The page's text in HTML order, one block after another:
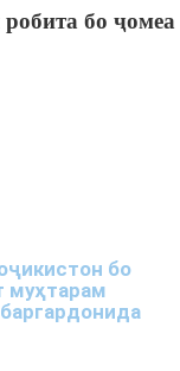
бо ҷомеа
бо
муҳтарам